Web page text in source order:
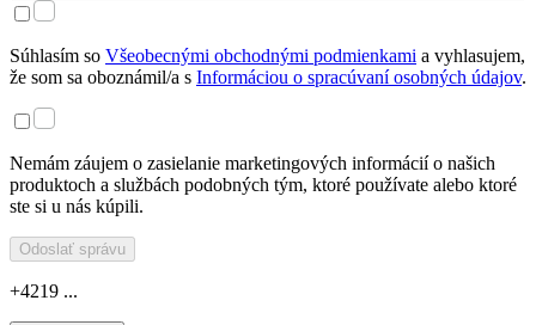
Súhlasím so Všeobecnými obchodnými podmienkami a vyhlasujem,
že som sa oboznámil/a s Informáciou o spracúvaní osobných údajov.
Nemám záujem o zasielanie marketingových informácií o našich
produktoch a službách podobných tým, ktoré používate alebo ktoré
ste si u nás kúpili.
Odoslať správu
+4219 ...